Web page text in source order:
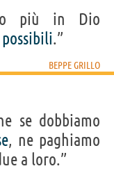
più in Dio
possibili.”
BEPPE GRILLO
se dobbiamo
, ne paghiamo
a loro.”